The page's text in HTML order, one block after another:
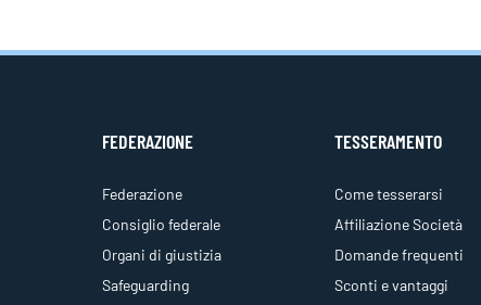
FEDERAZIONE
Federazione
Consiglio federale
Organi di giustizia
Safeguarding
TESSERAMENTO
Come tesserarsi
Affiliazione Società
Domande frequenti
Sconti e vantaggi